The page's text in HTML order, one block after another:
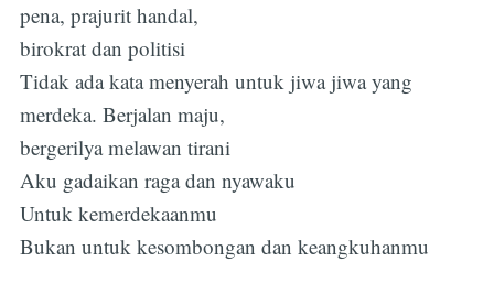
pena, prajurit handal,
birokrat dan politisi
Tidak ada kata menyerah untuk jiwa jiwa yang
merdeka. Berjalan maju,
bergerilya melawan tirani
Aku gadaikan raga dan nyawaku
Untuk kemerdekaanmu
Bukan untuk kesombongan dan keangkuhanmu